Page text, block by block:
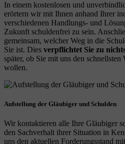
In einem kostenlosen und
erörtern wir mit Ihnen anhand Ihrer
verschiedenen Handlungs- und
Zukunft schuldenfrei zu sein.
gemeinsam, welcher Weg in die
Sie ist. Dies verpflichtet Sie zu
später, ob Sie mit uns den schnellsten
wollen.
Aufstellung der Gläubiger und Schulden
Wir kontaktieren alle Ihre Gläubiger
den Sachverhalt ihrer Situation in
uns den aktuellen Forderungsstand